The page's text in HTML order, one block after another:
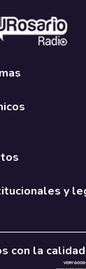
y
con la calidad